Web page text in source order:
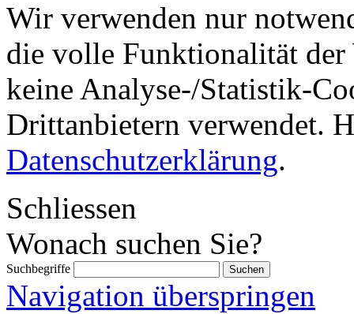
Wir verwenden nur
die volle Funktionalität der
keine Analyse-/Statistik-
Drittanbietern verwendet.
Datenschutzerklärung.
Schliessen
Wonach suchen Sie?
Suchbegriffe
Navigation überspringen